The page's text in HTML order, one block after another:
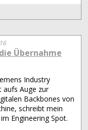
Übernahme
Industry
aufs Auge zur
Backbones von
schreibt mein
Engineering Spot.